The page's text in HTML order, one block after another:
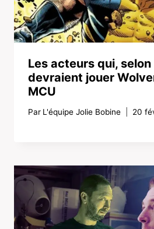
Les acteurs qui, selon
devraient jouer
MCU
Par L'équipe Jolie Bobine 20